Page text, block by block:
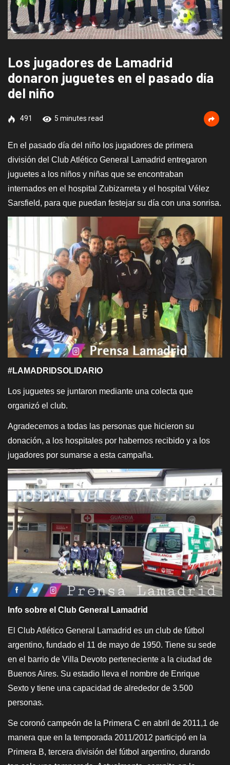
Los jugadores de Lamadrid
donaron juguetes en el pasado día
del niño
491 5 minutes read
En el pasado día del niño los jugadores de primera
división del Club Atlético General Lamadrid entregaron
juguetes a los niños y niñas que se encontraban
internados en el hospital Zubizarreta y el hospital Vélez
Sarsfield, para que puedan festejar su día con una sonrisa.
#LAMADRIDSOLIDARIO
Los juguetes se juntaron mediante una colecta que
organizó el club.
Agradecemos a todas las personas que hicieron su
donación, a los hospitales por habernos recibido y a los
jugadores por sumarse a esta campaña.
Info sobre el Club General Lamadrid
El Club Atlético General Lamadrid es un club de fútbol
argentino, fundado el 11 de mayo de 1950. Tiene su sede
en el barrio de Villa Devoto perteneciente a la ciudad de
Buenos Aires. Su estadio lleva el nombre de Enrique
Sexto y tiene una capacidad de alrededor de 3.500
personas.
Se coronó campeón de la Primera C en abril de 2011,1​ de
manera que en la temporada 2011/2012 participó en la
Primera B, tercera división del fútbol argentino, durando